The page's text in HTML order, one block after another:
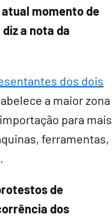
momento de
a nota da
dos dois
a maior zona
para mais
ferramentas,
de
dos